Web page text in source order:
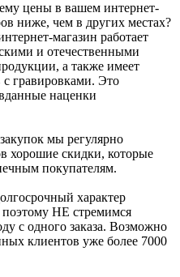
цены в вашем интернет-
ниже, чем в других местах?
магазин работает
и отечественными
а также имеет
гравировками. Это
наценки
мы регулярно
хорошие скидки, которые
покупателям.
характер
НЕ стремимся
с одного заказа. Возможно
клиентов уже более 7000